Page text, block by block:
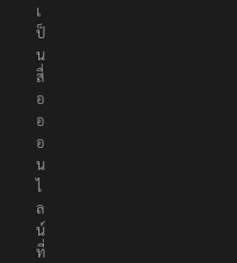
เ
ป็
น
สื่
อ
อ
อ
น
ไ
ล
น์
ที่